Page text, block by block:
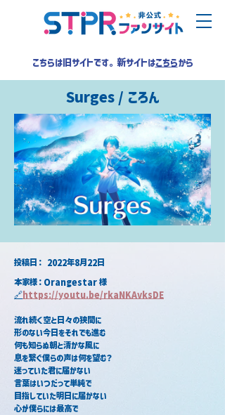
こちらは旧サイトです。新サイトはこちらから
Surges / ころん
2022年8月22日
​投稿日：
本家様：Orangestar 様
🔗https://youtu.be/rkaNKAvksDE
流れ続く空と日々の狭間に
形のない今日をそれでも進む
何も知らぬ朝と清かな風に
息を繋ぐ僕らの声は何を望む？
迷っていた君に届かない
言葉はいつだって単純で
目指していた明日に届かない
心が僕らには最高で